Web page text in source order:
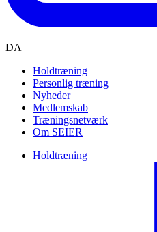
DA
Holdtræning
Personlig træning
Nyheder
Medlemskab
Træningsnetværk
Om SEIER
Holdtræning